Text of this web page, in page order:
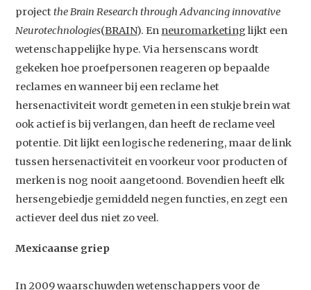
projectthe Brain Research through Advancing innovative
Neurotechnologies(BRAIN). En neuromarketinglijkt een
wetenschappelijke hype. Via hersenscans wordt
gekeken hoe proefpersonen reageren op bepaalde
reclames en wanneer bij een reclame het
hersenactiviteit wordt gemeten in een stukje brein wat
ook actief is bij verlangen, dan heeft de reclame veel
potentie. Dit lijkt een logische redenering, maar de link
tussen hersenactiviteit en voorkeur voor producten of
merken is nog nooit aangetoond. Bovendien heeft elk
hersengebiedje gemiddeld negen functies, en zegt een
actiever deel dus niet zo veel.
Mexicaanse griep
In 2009 waarschuwden wetenschappers voor de